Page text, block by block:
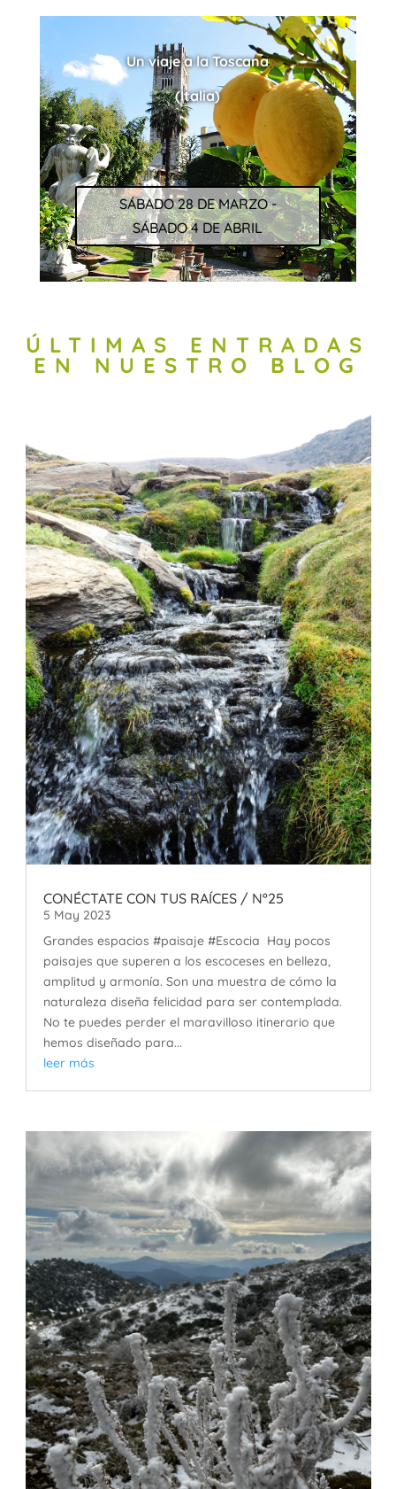
Un viaje a la Toscana
(Italia)
SÁBADO 28 DE MARZO -
SÁBADO 4 DE ABRIL
ÚLTIMAS ENTRADAS
EN NUESTRO BLOG
CONÉCTATE CON TUS RAÍCES / Nº25
5 May 2023
Grandes espacios #paisaje #Escocia Hay pocos
paisajes que superen a los escoceses en belleza,
amplitud y armonía. Son una muestra de cómo la
naturaleza diseña felicidad para ser contemplada.
No te puedes perder el maravilloso itinerario que
hemos diseñado para...
leer más